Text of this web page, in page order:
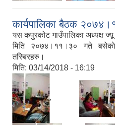
कार्यपालिका बैठक
यस कपुरकोट गाउँपालिका अध्यक्ष ज्यू
मिति २०७४।११।३० गते बसेकाे
तस्बिरहरु।
मिति: 03/14/2018 - 16:19
,